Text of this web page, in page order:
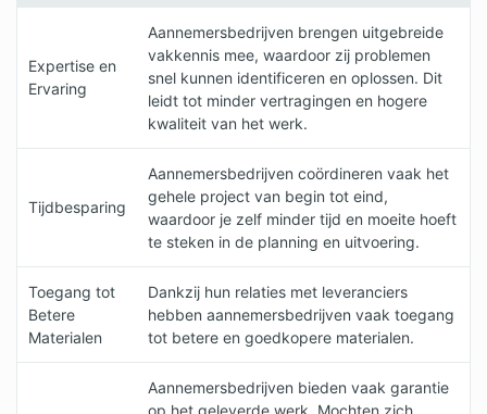
Expertise en
Ervaring
Aannemersbedrijven brengen uitgebreide
vakkennis mee, waardoor zij problemen
snel kunnen identificeren en oplossen. Dit
leidt tot minder vertragingen en hogere
kwaliteit van het werk.
Tijdbesparing
Aannemersbedrijven coördineren vaak het
gehele project van begin tot eind,
waardoor je zelf minder tijd en moeite hoeft
te steken in de planning en uitvoering.
Toegang tot
Betere
Materialen
Dankzij hun relaties met leveranciers
hebben aannemersbedrijven vaak toegang
tot betere en goedkopere materialen.
Aannemersbedrijven bieden vaak garantie
op het geleverde werk. Mochten zich